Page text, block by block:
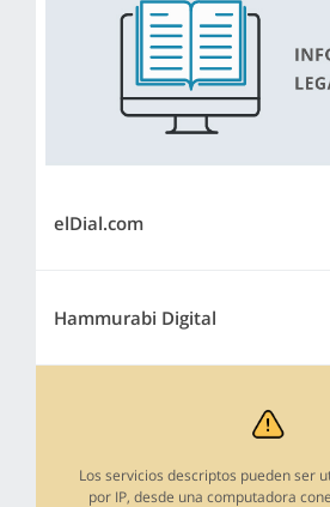
elDial.com
Hammurabi Digital
Los servicios descriptos pueden ser
por IP, desde una computadora